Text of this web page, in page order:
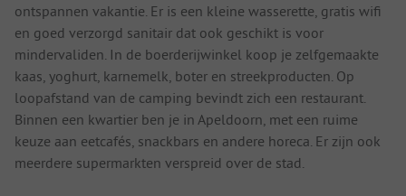
ontspannen vakantie. Er is een kleine wasserette, gratis wifi
en goed verzorgd sanitair dat ook geschikt is voor
mindervaliden. In de boerderijwinkel koop je zelfgemaakte
kaas, yoghurt, karnemelk, boter en streekproducten. Op
loopafstand van de camping bevindt zich een restaurant.
Binnen een kwartier ben je in Apeldoorn, met een ruime
keuze aan eetcafés, snackbars en andere horeca. Er zijn ook
meerdere supermarkten verspreid over de stad.